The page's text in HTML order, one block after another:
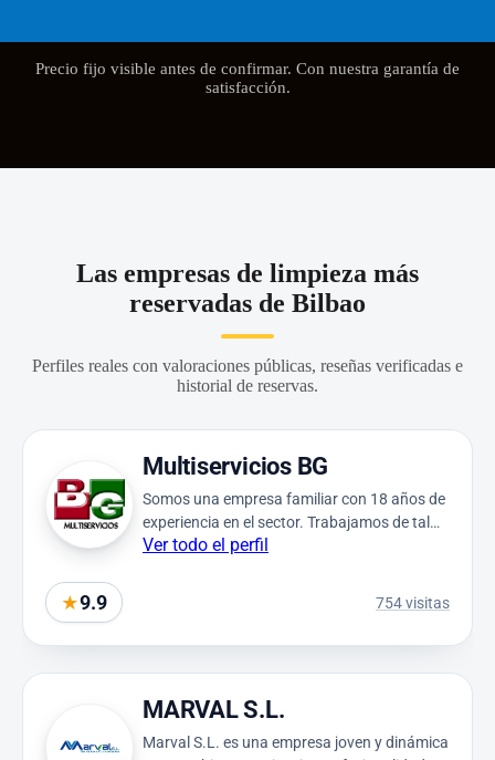
Precio fijo visible antes de confirmar. Con nuestra garantía de
satisfacción.
Las empresas de limpieza más
reservadas de Bilbao
Perfiles reales con valoraciones públicas, reseñas verificadas e
historial de reservas.